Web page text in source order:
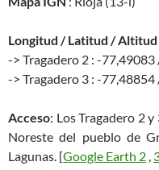
Longitud / Latitud / Altitud
-> Tragadero 2 : -
-> Tragadero 3 : -
Acceso: Los Tragadero 2
Noreste del pueblo de
Lagunas. [Google Earth 2 ,